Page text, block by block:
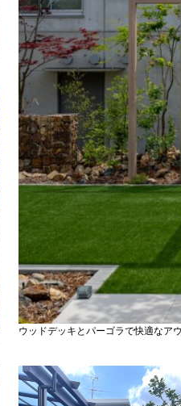
ウッドデッキとパーゴラで快適なア